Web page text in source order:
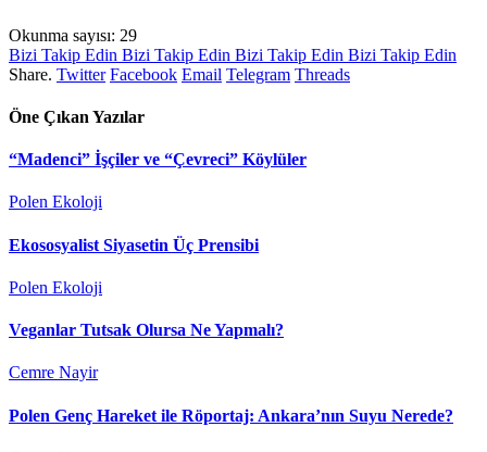
Okunma sayısı: 29
Bizi Takip Edin Bizi Takip Edin Bizi Takip Edin Bizi Takip Edin
Share. Twitter Facebook Email Telegram Threads
Öne Çıkan Yazılar
“Madenci” İşçiler ve “Çevreci” Köylüler
Polen Ekoloji
Ekososyalist Siyasetin Üç Prensibi
Polen Ekoloji
Veganlar Tutsak Olursa Ne Yapmalı?
Cemre Nayir
Polen Genç Hareket ile Röportaj: Ankara’nın Suyu Nerede?